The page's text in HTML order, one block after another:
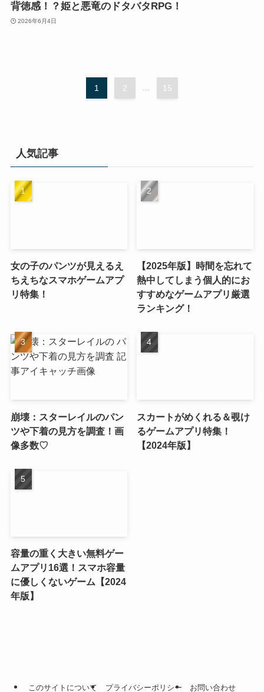
背徳感！？姫と悪竜のドタバタRPG！
2026年6月4日
1 2 ... 15
人気記事
女の子のパンツが見えるえ
ちえちなスマホゲームアプ
リ特集！
【2025年版】時間を忘れて
熱中してしまう個人的にお
すすめなゲームアプリ厳選
ランキング！
崩壊：スターレイルのパン
ツや下着の見方を調査！画
像多数♡
スカートがめくれる＆覗け
るゲームアプリ特集！
【2024年版】
容量の重く大きい無料ゲー
ムアプリ16選！スマホ容量
に優しくないゲーム【2024
年版】
このサイトについて プライバシーポリシー お問い合わせ